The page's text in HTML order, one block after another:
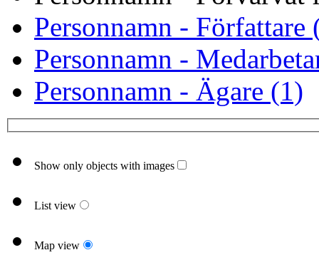
Personnamn - Författare
Personnamn -
Personnamn - Ägare (1)
Show only objects with images
List view
Map view